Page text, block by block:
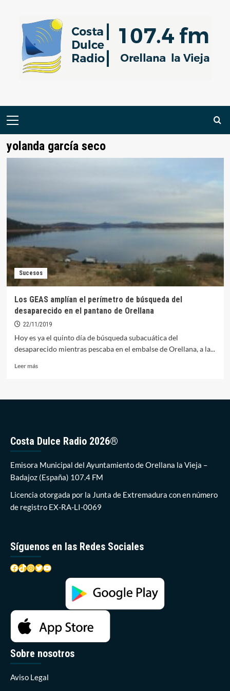
contenido
Menú
yolanda garcía seco
Sucesos
Los GEAS amplían el perímetro de búsqueda del
desaparecido en el pantano de Orellana
22/11/2019
Hoy es ya el quinto día de búsqueda subacuática del
desaparecido mientras pescaba en el embalse de Orellana, a la...
Leer másLeer
de
búsqueda
del
desaparecido
en
pantano
de
Costa Dulce Radio 2026®
Emisora Municipal del Ayuntamiento de Orellana la Vieja –
Badajoz (España) 107.4 FM
Licencia otorgada por la Junta de Extremadura con en número
de registro EX-RA-LI-0069
Síguenos en las Redes Sociales
Facebook
TikTok
Instagram
Twitter
YouTube
Sobre nosotros
Aviso Legal